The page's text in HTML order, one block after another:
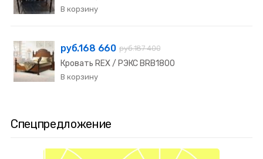
руб.168 660 руб.187 400
Кровать REX / РЭКС BRB1800
Спецпредложение